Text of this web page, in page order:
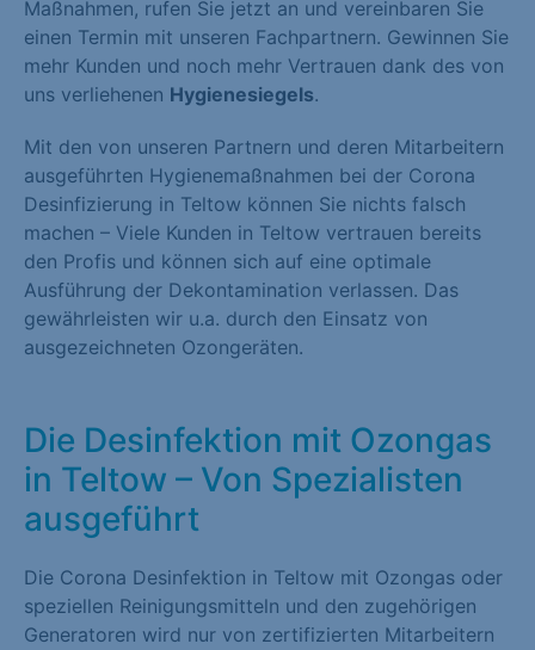
Maßnahmen, rufen Sie jetzt an und vereinbaren Sie
einen Termin mit unseren Fachpartnern. Gewinnen Sie
mehr Kunden und noch mehr Vertrauen dank des von
uns verliehenen Hygienesiegels.
Mit den von unseren Partnern und deren Mitarbeitern
ausgeführten Hygienemaßnahmen bei der Corona
Desinfizierung in Teltow können Sie nichts falsch
machen – Viele Kunden in Teltow vertrauen bereits
den Profis und können sich auf eine optimale
Ausführung der Dekontamination verlassen. Das
gewährleisten wir u.a. durch den Einsatz von
ausgezeichneten Ozongeräten.
Die Desinfektion mit Ozongas
in Teltow – Von Spezialisten
ausgeführt
Die Corona Desinfektion in Teltow mit Ozongas oder
speziellen Reinigungsmitteln und den zugehörigen
Generatoren wird nur von zertifizierten Mitarbeitern